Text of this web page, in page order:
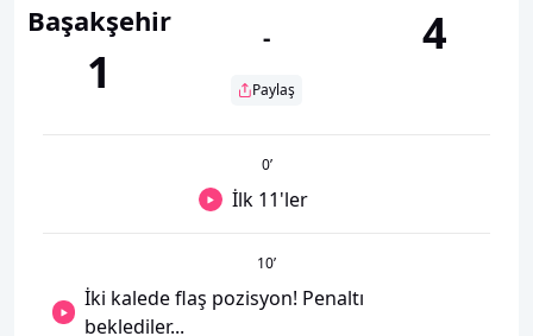
Başakşehir
1
-
Paylaş
4
0’
İlk 11'ler
10’
İki kalede flaş pozisyon! Penaltı
beklediler...